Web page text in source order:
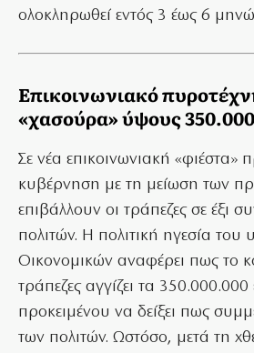
ολοκληρωθεί εντός 3 έως 6
Επικοινωνιακό
«χασούρα» ύψους
Σε νέα επικοινωνιακή «φιέστα»
κυβέρνηση με τη μείωση των
επιβάλλουν οι τράπεζες σε έξι
πολιτών. Η πολιτική ηγεσία του
Οικονομικών αναφέρει πως το
τράπεζες αγγίζει τα
προκειμένου να δείξει πως
των πολιτών. Ωστόσο, μετά τη